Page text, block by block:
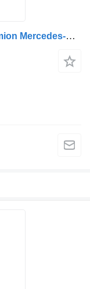
Autoradio Radio 0048201486 per camion Mercedes-Benz